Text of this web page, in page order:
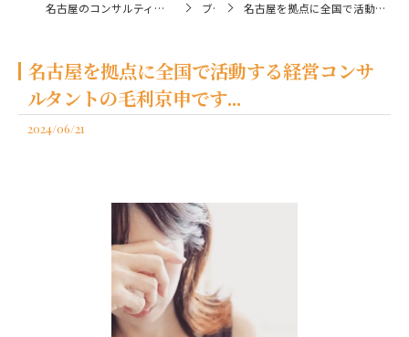
名古屋のコンサルティングなら経営コンサルタント毛利京申 ブログ 名古屋を拠点に全国で活動する経営コンサルタントの毛利京申です...
名古屋を拠点に全国で活動する経営コンサ
ルタントの毛利京申です...
2024/06/21